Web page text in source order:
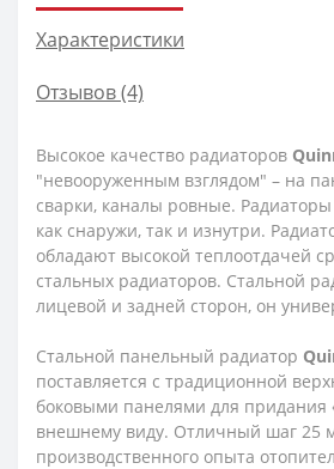
Характеристики
Отзывов (4)
Высокое качество радиаторов
"невооруженным взглядом" – на
сварки, каналы ровные.
как снаружи, так и изнутри.
обладают высокой теплоотдачей
стальных радиаторов. Стальной
лицевой и задней сторон, он
Стальной панельный радиатор
поставляется с традиционной
боковыми панелями для придания
внешнему виду. Отличный шаг 25
производственного опыта